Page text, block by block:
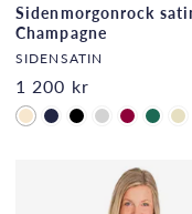
Sidenmorgonrock
Champagne
SIDENSATIN
1 200 kr